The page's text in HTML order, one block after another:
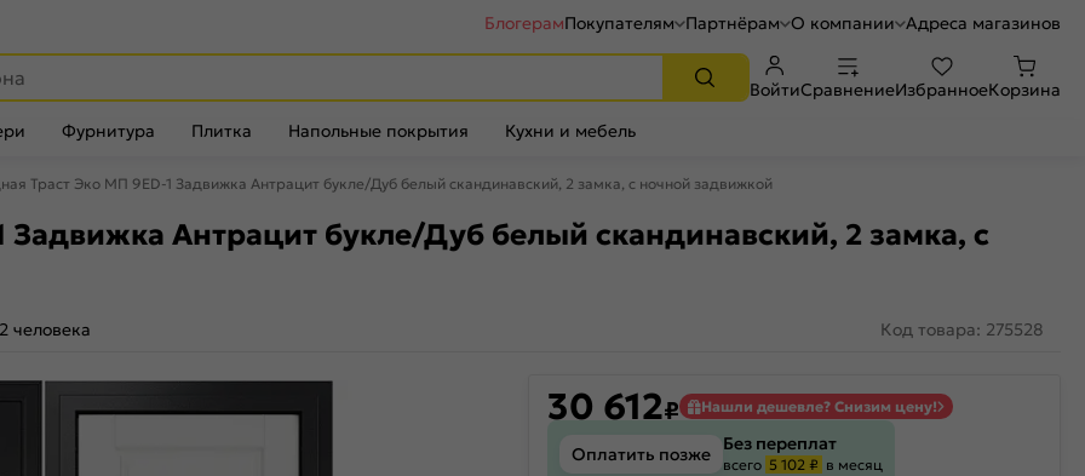
БлогерамПокупателям Партнёрам О компании Адреса магазинов
ВойтиСравнениеИзбранноеКорзина
Фурнитура Плитка Напольные покрытия Кухни и мебель
Траст Эко МП 9ED-1 Задвижка Антрацит букле/Дуб белый скандинавский, 2 замка, с ночной задвижкой
Задвижка Антрацит букле/Дуб белый скандинавский, 2 замка, с
человека Код товара: 275528
30 612₽ Нашли дешевле? Снизим цену!
Оплатить позже Без переплат
всего 5 102 ₽ в месяц